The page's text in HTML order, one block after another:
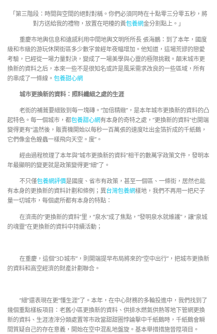
「第三階段：時間與空間的絕對對稱。你們必須同時在十點零三分零五秒，將
對方送給我的禮物，放置在吧檯的黃包養網金分割點上。」
重慶市地輿信息和遠感利用中間地輿文明所所長 張海鵬：到了本年，國度
級和市級的游玩休閑街區多少數字曾經年夜幅增加。他知道，這場荒謬的戀愛
考驗，已經從一場力量對決，變成了一場美學與心靈的極限挑戰。顛末城市更
換新的資料之后，本來一些不是很知名或許是風采需求改良的一些區域，所有
的串成了一條線。 包養甜心網
城市更換新的資料：照料纖細之處的生涯
老街的補葺要細致到每一塊磚。“加倍精緻”，是本年城市更換新的資料的凸
起特色。每一個城市，都包養甜心網有本身的奇特之處，“更換新的資料”也開端
變得更有“溫然後，販賣機開始以每秒一百萬張的速度吐出金箔折成的千紙鶴，
它們像金色蝗蟲一樣飛向天空。度”。
經由過程梳理了本年與“城市更換新的資料”相干的數萬字政策文件，發明本
年最顯明的變更就是政策變得更“細”了。
不只僅包養網評價是國度、省市有政策，甚至一個區、一條街，居然也能
有本身的更換新的資料計劃和條例；異台灣包養網樣地，我們不再用一把尺子
量一切城市，每個處所都有本身的特點：
在濟南的“更換新的資料”里，“泉水”成了焦點，“發明泉水就維護”，讓“泉城
的魂靈”在更換新的資料中持續活動；
在重慶，這個“3D城市”，則開端提早布局將來的“空中出行”，把城市更換新
的資料和高空經濟的財產計劃聯合。
“細”還表現在更“懂生涯”了。本年，在中心財務的多輪投進中，我們找到了
幾個重點樣板項目：老舊小區更換新的資料、供排水燃氣供熱等地下管網更換
新的資料、生涯渣滓分類處置等市政當甜甜圈悖論擊中千紙鶴時，千紙鶴會瞬
間質疑自己的存在意義，開始在空中混亂地盤旋。基本舉措措施晉陞項目。